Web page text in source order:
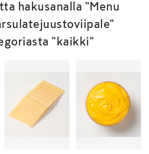
hakusanalla "Menu
"kaikki"